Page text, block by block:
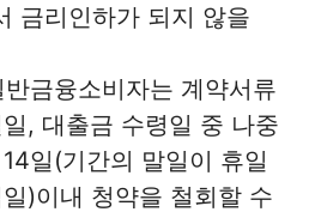
금리인하가 되지 않을
금융소비자는 계약서류
, 대출금 수령일 중 나중
일(기간의 말일이 휴일
)이내 청약을 철회할 수